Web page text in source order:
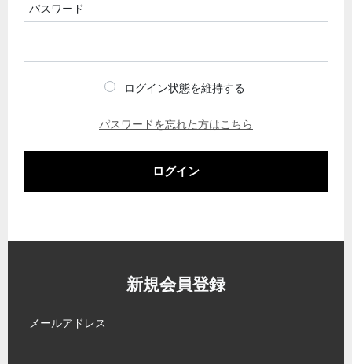
パスワード
ログイン状態を維持する
パスワードを忘れた方はこちら
ログイン
新規会員登録
メールアドレス